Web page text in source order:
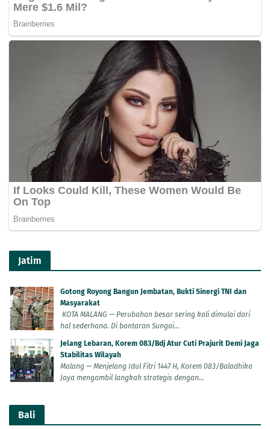
Jatim
Gotong Royong Bangun Jembatan, Bukti Sinergi TNI dan
Masyarakat
KOTA MALANG — Perubahan besar sering kali dimulai dari
hal sederhana. Di bantaran Sungai...
Jelang Lebaran, Korem 083/Bdj Atur Cuti Prajurit Demi Jaga
Stabilitas Wilayah
Malang — Menjelang Idul Fitri 1447 H, Korem 083/Baladhika
Jaya mengambil langkah strategis dengan...
Bali